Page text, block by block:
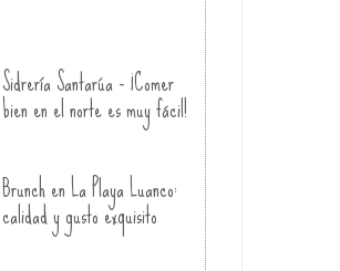
Sidrería Santarúa - ¡Comer
bien en el norte es muy fácil!
Brunch en La Playa Luanco:
calidad y gusto exquisito